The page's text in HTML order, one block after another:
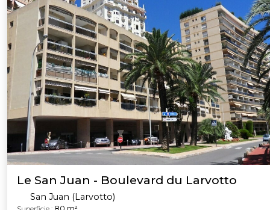
Le San Juan - Boulevard du Larvotto
San Juan (Larvotto)